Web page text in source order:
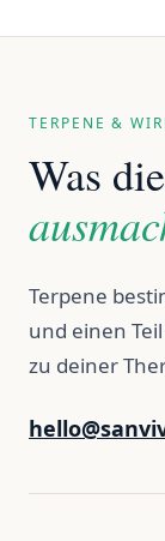
TERPENE &
Was
Terpene
und einen
zu deiner